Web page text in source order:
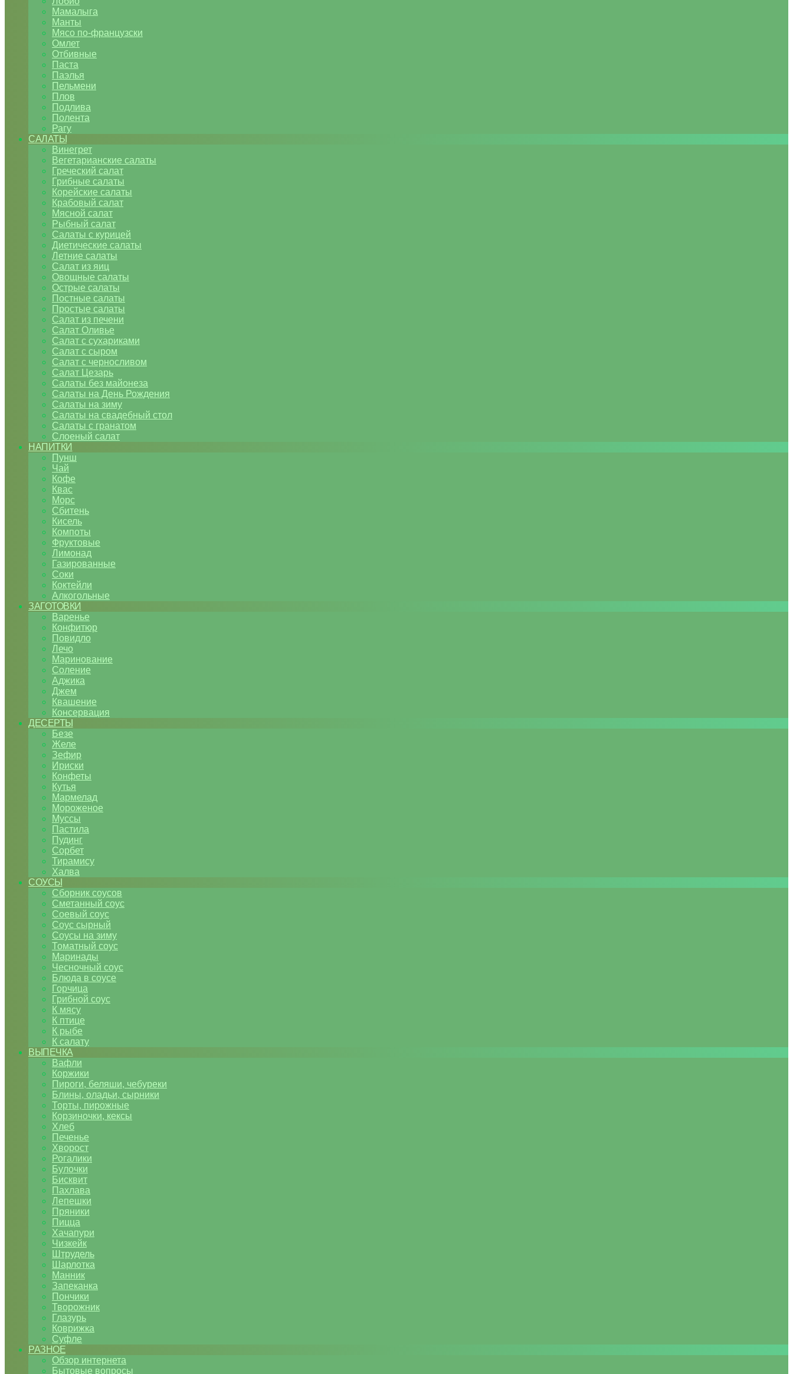
Мамалыга
Манты
Мясо по-французски
Омлет
Отбивные
Паста
Паэлья
Пельмени
Плов
Подлива
Полента
Рагу
САЛАТЫ
Винегрет
Вегетарианские салаты
Греческий салат
Грибные салаты
Корейские салаты
Крабовый салат
Мясной салат
Рыбный салат
Салаты с курицей
Диетические салаты
Летние салаты
Салат из яиц
Овощные салаты
Острые салаты
Постные салаты
Простые салаты
Салат из печени
Салат Оливье
Салат с сухариками
Салат с сыром
Салат с черносливом
Салат Цезарь
Салаты без майонеза
Салаты на День Рождения
Салаты на зиму
Салаты на свадебный стол
Салаты с гранатом
Слоеный салат
НАПИТКИ
Пунш
Чай
Кофе
Квас
Морс
Сбитень
Кисель
Компоты
Фруктовые
Лимонад
Газированные
Соки
Коктейли
Алкогольные
ЗАГОТОВКИ
Варенье
Конфитюр
Повидло
Лечо
Маринование
Соление
Аджика
Джем
Квашение
Консервация
ДЕСЕРТЫ
Безе
Желе
Зефир
Ириски
Конфеты
Кутья
Мармелад
Мороженое
Муссы
Пастила
Пудинг
Сорбет
Тирамису
Халва
СОУСЫ
Сборник соусов
Сметанный соус
Соевый соус
Соус сырный
Соусы на зиму
Томатный соус
Маринады
Чесночный соус
Блюда в соусе
Горчица
Грибной соус
К мясу
К птице
К рыбе
К салату
ВЫПЕЧКА
Вафли
Коржики
Пироги, беляши, чебуреки
Блины, оладьи, сырники
Торты, пирожные
Корзиночки, кексы
Хлеб
Печенье
Хворост
Рогалики
Булочки
Бисквит
Пахлава
Лепешки
Пряники
Пицца
Хачапури
Чизкейк
Штрудель
Шарлотка
Манник
Запеканка
Пончики
Творожник
Глазурь
Коврижка
Суфле
РАЗНОЕ
Обзор интернета
Бытовые вопросы